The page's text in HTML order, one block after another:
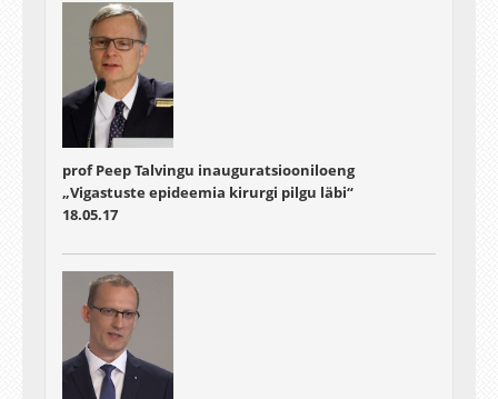
prof Peep Talvingu inauguratsiooniloeng
„Vigastuste epideemia kirurgi pilgu läbi“
18.05.17